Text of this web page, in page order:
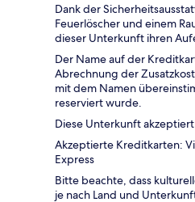
Dank der
Feuerlöscher und einem
dieser Unterkunft ihren
Der Name auf der
Abrechnung der
mit dem Namen
reserviert wurde.
Diese Unterkunft
Akzeptierte Kreditkarten:
Express
Bitte beachte, dass
je nach Land und